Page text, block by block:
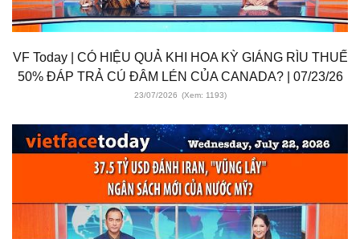
VF Today | CÓ HIỆU QUẢ KHI HOA KỲ GIÁNG RÌU THUẾ
50% ĐÁP TRẢ CÚ ĐÂM LÉN CỦA CANADA? | 07/23/26
23/07/2026 (Xem: 1193)